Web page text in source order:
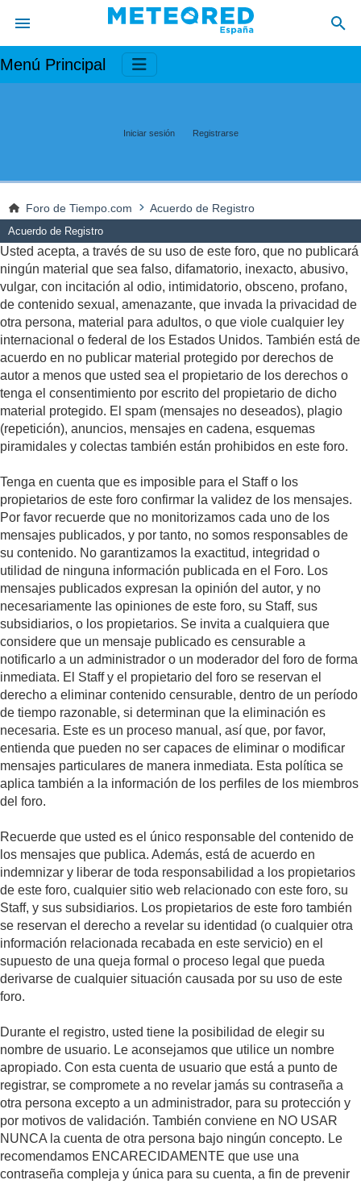
Menú Principal
Iniciar sesión Registrarse
Foro de Tiempo.com Acuerdo de Registro
Acuerdo de Registro
Usted acepta, a través de su uso de este foro, que no publicará
ningún material que sea falso, difamatorio, inexacto, abusivo,
vulgar, con incitación al odio, intimidatorio, obsceno, profano,
de contenido sexual, amenazante, que invada la privacidad de
otra persona, material para adultos, o que viole cualquier ley
internacional o federal de los Estados Unidos. También está de
acuerdo en no publicar material protegido por derechos de
autor a menos que usted sea el propietario de los derechos o
tenga el consentimiento por escrito del propietario de dicho
material protegido. El spam (mensajes no deseados), plagio
(repetición), anuncios, mensajes en cadena, esquemas
piramidales y colectas también están prohibidos en este foro.
Tenga en cuenta que es imposible para el Staff o los
propietarios de este foro confirmar la validez de los mensajes.
Por favor recuerde que no monitorizamos cada uno de los
mensajes publicados, y por tanto, no somos responsables de
su contenido. No garantizamos la exactitud, integridad o
utilidad de ninguna información publicada en el Foro. Los
mensajes publicados expresan la opinión del autor, y no
necesariamente las opiniones de este foro, su Staff, sus
subsidiarios, o los propietarios. Se invita a cualquiera que
considere que un mensaje publicado es censurable a
notificarlo a un administrador o un moderador del foro de forma
inmediata. El Staff y el propietario del foro se reservan el
derecho a eliminar contenido censurable, dentro de un período
de tiempo razonable, si determinan que la eliminación es
necesaria. Este es un proceso manual, así que, por favor,
entienda que pueden no ser capaces de eliminar o modificar
mensajes particulares de manera inmediata. Esta política se
aplica también a la información de los perfiles de los miembros
del foro.
Recuerde que usted es el único responsable del contenido de
los mensajes que publica. Además, está de acuerdo en
indemnizar y liberar de toda responsabilidad a los propietarios
de este foro, cualquier sitio web relacionado con este foro, su
Staff, y sus subsidiarios. Los propietarios de este foro también
se reservan el derecho a revelar su identidad (o cualquier otra
información relacionada recabada en este servicio) en el
supuesto de una queja formal o proceso legal que pueda
derivarse de cualquier situación causada por su uso de este
foro.
Durante el registro, usted tiene la posibilidad de elegir su
nombre de usuario. Le aconsejamos que utilice un nombre
apropiado. Con esta cuenta de usuario que está a punto de
registrar, se compromete a no revelar jamás su contraseña a
otra persona excepto a un administrador, para su protección y
por motivos de validación. También conviene en NO USAR
NUNCA la cuenta de otra persona bajo ningún concepto. Le
recomendamos ENCARECIDAMENTE que use una
contraseña compleja y única para su cuenta, a fin de prevenir